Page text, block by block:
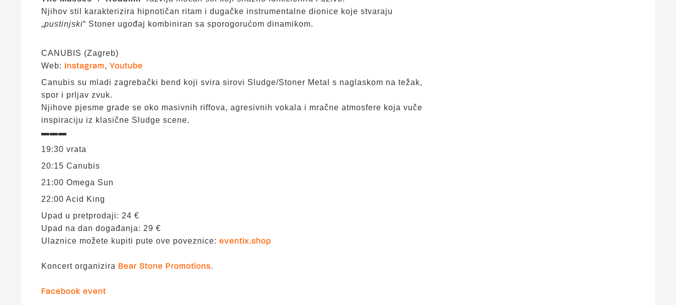
Njihov stil karakterizira hipnotičan ritam i dugačke instrumentalne dionice koje stvaraju
„pustinjski“ Stoner ugođaj kombiniran sa sporogorućom dinamikom.
CANUBIS (Zagreb)
Web:
Instagram, Youtube
Canubis su mladi zagrebački bend koji svira sirovi Sludge/Stoner Metal s naglaskom na težak,
spor i prljav zvuk.
Njihove pjesme grade se oko masivnih riffova, agresivnih vokala i mračne atmosfere koja vuče
inspiraciju iz klasične Sludge scene.
▬▬▬
19:30 vrata
20:15 Canubis
21:00 Omega Sun
22:00 Acid King
Upad u pretprodaji: 24 €
Upad na dan događanja: 29 €
Ulaznice možete kupiti pute ove poveznice: eventix.shop
Koncert organizira Bear Stone Promotions.
Facebook event